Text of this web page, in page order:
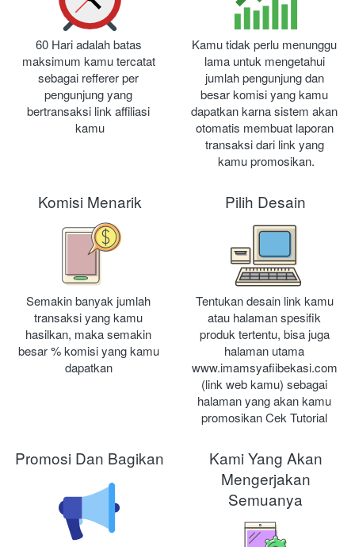
60 Hari adalah batas
maksimum kamu tercatat
sebagai refferer per
pengunjung yang
bertransaksi link affiliasi
kamu
Kamu tidak perlu menunggu
lama untuk mengetahui
jumlah pengunjung dan
besar komisi yang kamu
dapatkan karna sistem akan
otomatis membuat laporan
transaksi dari link yang
kamu promosikan.
Komisi Menarik
Semakin banyak jumlah
transaksi yang kamu
hasilkan, maka semakin
besar % komisi yang kamu
dapatkan
Pilih Desain
Tentukan desain link kamu
atau halaman spesifik
produk tertentu, bisa juga
halaman utama
www.imamsyafiibekasi.com
(link web kamu) sebagai
halaman yang akan kamu
promosikan Cek Tutorial
Promosi Dan Bagikan
Kami Yang Akan
Mengerjakan
Semuanya